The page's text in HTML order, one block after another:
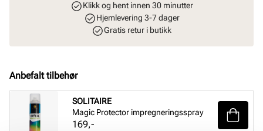
Klikk og hent innen 30 minutter
Hjemlevering 3-7 dager
Gratis retur i butikk
Anbefalt tilbehør
SOLITAIRE
Magic Protector impregneringsspray
Pris
169,-